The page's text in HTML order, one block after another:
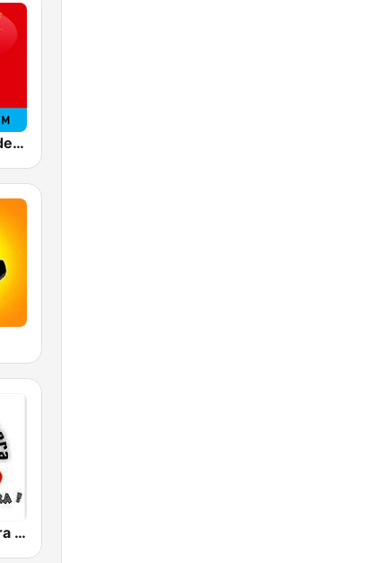
Tropicana Medellín
La Pachanguera FM